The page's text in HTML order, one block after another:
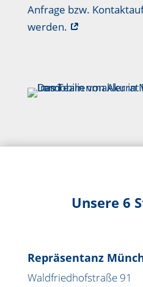
Anfrage bzw.
werden.
Unsere 6
Repräsentanz
Waldfriedhofstraße 91